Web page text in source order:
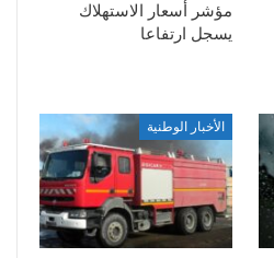
مؤشر أسعار الاستهلاك
يسجل ارتفاعا
الأخبار الوطنية